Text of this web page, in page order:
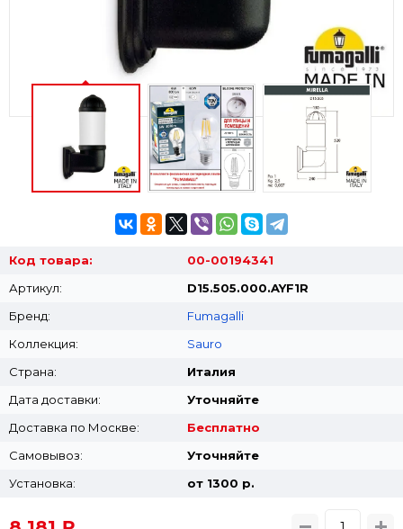
Код товара:
00-00194341
Артикул:
D15.505.000.AYF1R
Бренд:
Fumagalli
Коллекция:
Sauro
Страна:
Италия
Дата доставки:
Уточняйте
Доставка по Москве:
Бесплатно
Самовывоз:
Уточняйте
Установка:
от 1300 p.